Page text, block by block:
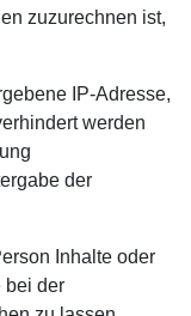
zuzurechnen ist,
IP-Adresse,
werden
der
Inhalte oder
bei der